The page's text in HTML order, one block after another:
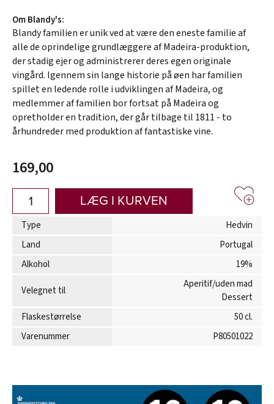
Om Blandy's:
Blandy familien er unik ved at være den eneste familie af
alle de oprindelige grundlæggere af Madeira-produktion,
der stadig ejer og administrerer deres egen originale
vingård. Igennem sin lange historie på øen har familien
spillet en ledende rolle i udviklingen af Madeira, og
medlemmer af familien bor fortsat på Madeira og
opretholder en tradition, der går tilbage til 1811 - to
århundreder med produktion af fantastiske vine.
169,00
LÆG I KURVEN
Type
Hedvin
Land
Portugal
Alkohol
19%
Velegnet til
Aperitif/uden mad
Dessert
Flaskestørrelse
50 cl.
Varenummer
P80501022